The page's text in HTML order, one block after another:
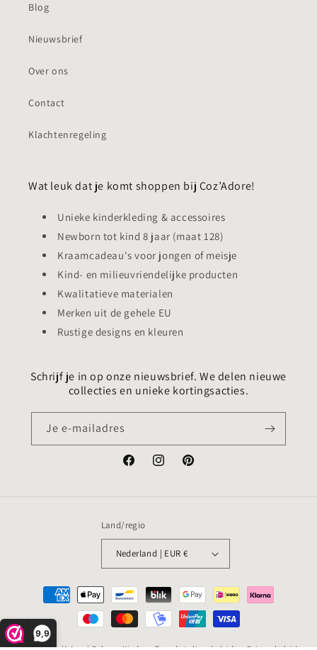
9,9
Blog
Nieuwsbrief
Over ons
Contact
Klachtenregeling
Wat leuk dat je komt shoppen bij Coz’Adore!
Unieke kinderkleding & accessoires
Newborn tot kind 8 jaar (maat 128)
Kraamcadeau's voor jongen of meisje
Kind- en milieuvriendelijke producten
Kwalitatieve materialen
Merken uit de gehele EU
Rustige designs en kleuren
Schrijf je in op onze nieuwsbrief. We delen nieuwe
collecties en unieke kortingsacties.
Je e-mailadres
FacebookInstagramPinterest
Land/regio
Nederland | EUR €
Betaalmethoden